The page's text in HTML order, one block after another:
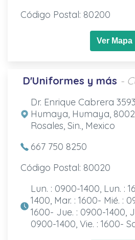
Código Postal: 80200
Ver Mapa
D'Uniformes y más -
Dr. Enrique Cabrera
Humaya, Humaya,
Rosales, Sin., Mexico
667 750 8250
Código Postal: 80020
Lun. : 0900-1400, Lun. :
1400, Mar. : 1600- Mié. :
1600- Jue. : 0900-1400,
0900-1400, Vie. : 1600-